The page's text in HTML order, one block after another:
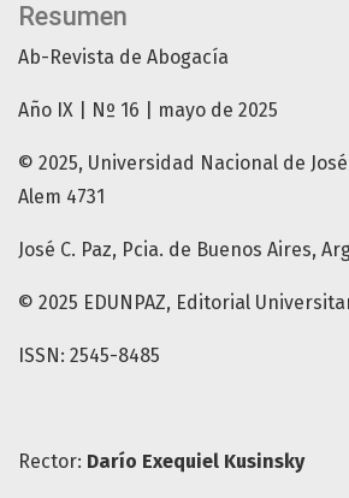
Resumen
Ab-Revista de Abogacía
Año IX | Nº 16 | mayo de 2025
© 2025, Universidad Nacional de
Alem 4731
José C. Paz, Pcia. de Buenos Aires,
© 2025 EDUNPAZ, Editorial
ISSN: 2545-8485
Rector: Darío Exequiel Kusinsky